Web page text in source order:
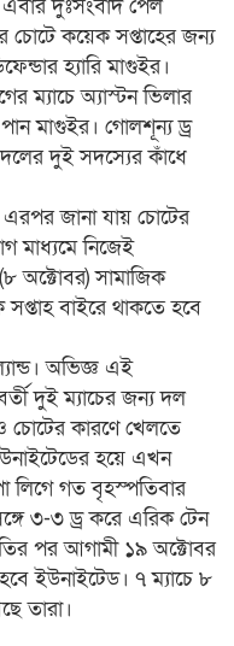
দুঃসংবাদ পেল
চোটে কয়েক সপ্তাহের জন্য
হ্যারি মাগুইর।
ম্যাচে অ্যাস্টন ভিলার
মাগুইর। গোলশূন্য ড্র
দলের দুই সদস্যের কাঁধে
জানা যায় চোটের
মাধ্যমে নিজেই
অক্টোবর) সামাজিক
বাইরে থাকতে হবে
অভিজ্ঞ এই
দুই ম্যাচের জন্য দল
কারণে খেলতে
হয়ে এখন
লিগে গত বৃহস্পতিবার
৩-৩ ড্র করে এরিক টেন
পর আগামী ১৯ অক্টোবর
হবে ইউনাইটেড। ৭ ম্যাচে ৮
তারা।